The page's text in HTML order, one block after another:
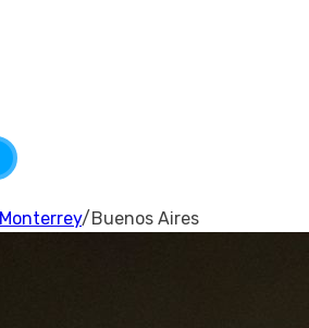
Monterrey/ Buenos Aires